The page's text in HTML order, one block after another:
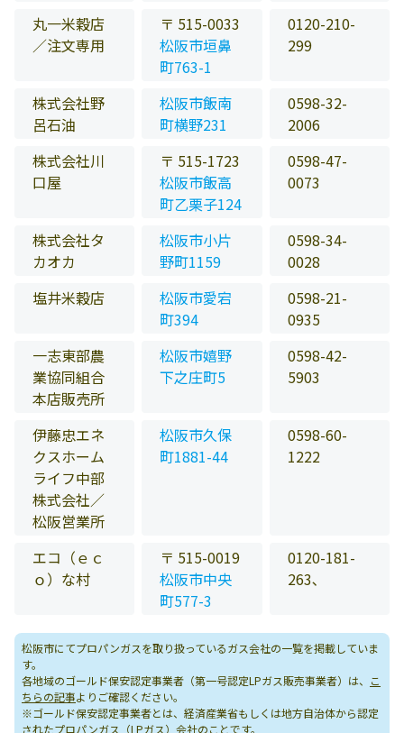
丸一米穀店
／注文専用
〒 515-0033
松阪市垣鼻
町763-1
0120-210-
299
株式会社野
呂石油
松阪市飯南
町横野231
0598-32-
2006
株式会社川
口屋
〒 515-1723
松阪市飯高
町乙栗子124
0598-47-
0073
株式会社タ
カオカ
松阪市小片
野町1159
0598-34-
0028
塩井米穀店
松阪市愛宕
町394
0598-21-
0935
一志東部農
業協同組合
本店販売所
松阪市嬉野
下之庄町5
0598-42-
5903
伊藤忠エネ
クスホーム
ライフ中部
株式会社／
松阪営業所
松阪市久保
町1881-44
0598-60-
1222
エコ（ｅｃ
ｏ）な村
〒 515-0019
松阪市中央
町577-3
0120-181-
263､
松阪市にてプロパンガスを取り扱っているガス会社の一覧を掲載していま
す。
各地域のゴールド保安認定事業者（第一号認定LPガス販売事業者）は、
こ
ちらの記事よりご確認ください。
※ゴールド保安認定事業者とは、経済産業省もしくは地方自治体から認定
されたプロパンガス（LPガス）会社のことです。